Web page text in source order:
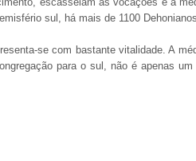
sul, há mais de 1100
se com bastante vitalidade. A
para o sul, não é apenas